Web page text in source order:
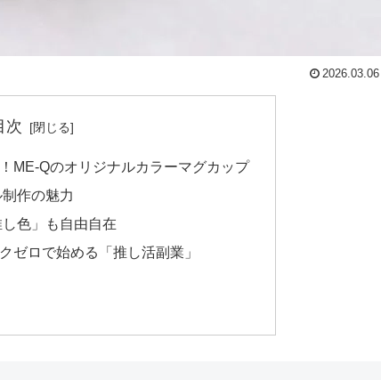
2026.03.06
次
ME-Qのオリジナルカラーマグカップ
作の魅力
色」も自由自在
ゼロで始める「推し活副業」